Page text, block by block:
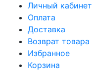
Личный кабинет
Оплата
Доставка
Возврат товара
Избранное
Корзина